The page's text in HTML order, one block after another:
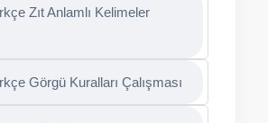
Zıt Anlamlı Kelimeler
Görgü Kuralları Çalışması